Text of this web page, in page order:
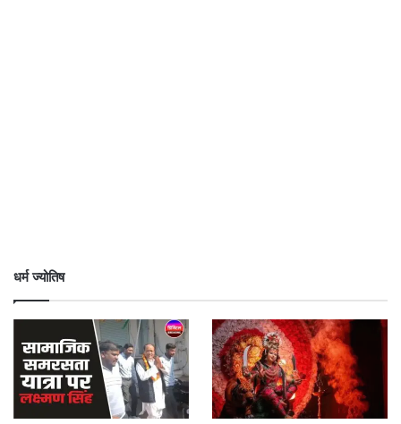
धर्म ज्योतिष